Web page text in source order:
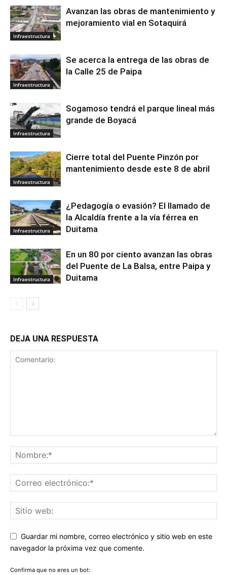
Infraestructura
Avanzan las obras de mantenimiento y
mejoramiento vial en Sotaquirá
Infraestructura
Se acerca la entrega de las obras de
la Calle 25 de Paipa
Infraestructura
Sogamoso tendrá el parque lineal más
grande de Boyacá
Infraestructura
Cierre total del Puente Pinzón por
mantenimiento desde este 8 de abril
Infraestructura
¿Pedagogía o evasión? El llamado de
la Alcaldía frente a la vía férrea en
Duitama
Infraestructura
En un 80 por ciento avanzan las obras
del Puente de La Balsa, entre Paipa y
Duitama
DEJA UNA RESPUESTA
Guardar mi nombre, correo electrónico y sitio web en este
navegador la próxima vez que comente.
Confirma que no eres un bot: